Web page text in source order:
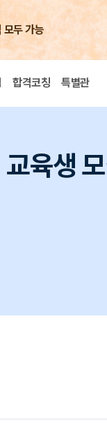
모두 가능
합격코칭 특별관
육생